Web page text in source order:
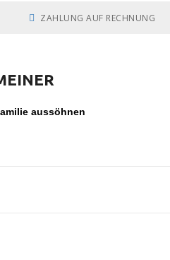
ZAHLUNG AUF RECHNUNG
aussöhnen